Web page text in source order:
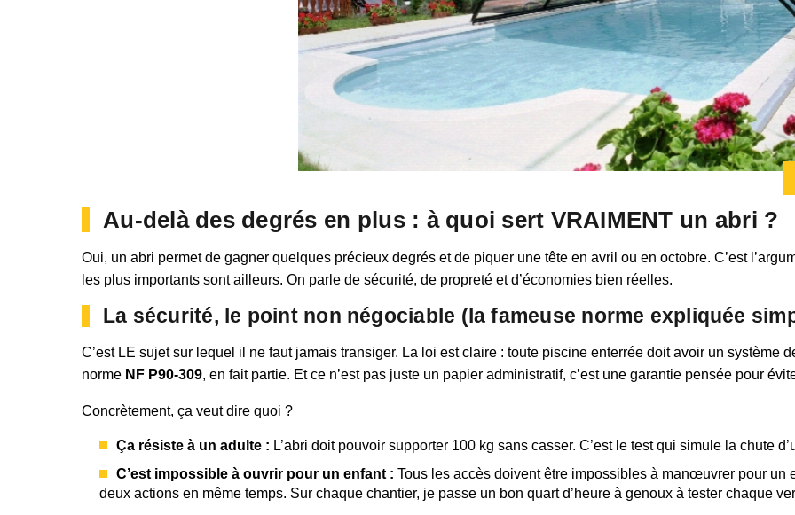
Au-delà des degrés en plus : à quoi sert VRAIMENT un abri ?
Oui, un abri permet de gagner quelques précieux degrés et de piquer une tête en avril ou en octobre. C’est
les plus importants sont ailleurs. On parle de sécurité, de propreté et d’économies bien réelles.
La sécurité, le point non négociable (la fameuse norme expliquée
C’est LE sujet sur lequel il ne faut jamais transiger. La loi est claire : toute piscine enterrée doit avoir un système
norme NF P90-309, en fait partie. Et ce n’est pas juste un papier administratif, c’est une garantie pensée pour
Concrètement, ça veut dire quoi ?
Ça résiste à un adulte : L’abri doit pouvoir supporter 100 kg sans casser. C’est le test qui simule la chute
C’est impossible à ouvrir pour un enfant : Tous les accès doivent être impossibles à manœuvrer pour un
deux actions en même temps. Sur chaque chantier, je passe un bon quart d’heure à genoux à tester chaque